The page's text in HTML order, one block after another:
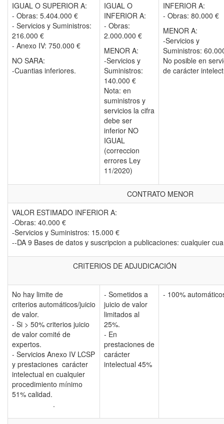
IGUAL O SUPERIOR A:
- Obras: 5.404.000 €
- Servicios y Suministros:
216.000 €
- Anexo IV: 750.000 €
NO SARA:
-Cuantias inferiores.
IGUAL O
INFERIOR A:
- Obras:
2.000.000 €
MENOR A:
-Servicios y
Suministros:
140.000 €
Nota: en
suministros y
servicios la cifra
debe ser
inferior NO
IGUAL
(correccion
errores Ley
11/2020)
INFERIOR A:
- Obras: 80.000 €
MENOR A:
-Servicios y
Suministros:
No posible en
de carácter
CONTRATO MENOR
VALOR ESTIMADO INFERIOR A:
-Obras: 40.000 €
-Servicios y Suministros: 15.000 €
--DA 9 Bases de datos y suscripcion a publicaciones: cualquier
CRITERIOS DE ADJUDICACIÓN
No hay limite de
criterios automáticos/juicio
de valor.
- Si > 50% criterios juicio
de valor comité de
expertos.
- Servicios Anexo IV LCSP
y prestaciones carácter
intelectual en cualquier
procedimiento mínimo
51% calidad.
.
- Sometidos a
juicio de valor
limitados al
25%.
- En
prestaciones de
carácter
intelectual 45%
- 100%